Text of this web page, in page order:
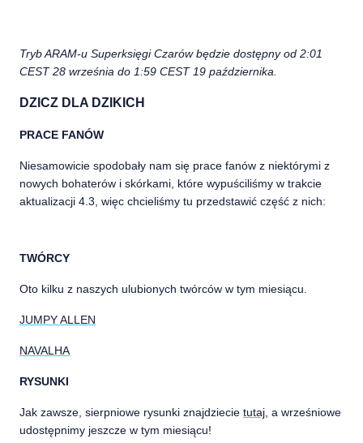
Tryb ARAM-u Superksięgi Czarów będzie dostępny od 2:01
CEST 28 września do 1:59 CEST 19 października.
DZICZ DLA DZIKICH
PRACE FANÓW
Niesamowicie spodobały nam się prace fanów z niektórymi z
nowych bohaterów i skórkami, które wypuściliśmy w trakcie
aktualizacji 4.3, więc chcieliśmy tu przedstawić część z nich:
TWÓRCY
Oto kilku z naszych ulubionych twórców w tym miesiącu.
JUMPY ALLEN
NAVALHA
RYSUNKI
Jak zawsze, sierpniowe rysunki znajdziecie tutaj , a wrześniowe
udostępnimy jeszcze w tym miesiącu!